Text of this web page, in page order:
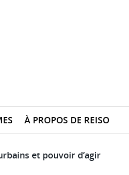
À PROPOS DE REISO
et pouvoir d’agir